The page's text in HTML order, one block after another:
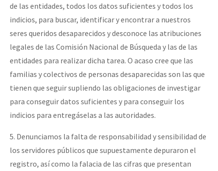
de las entidades, todos los datos suficientes y todos los
indicios, para buscar, identificar y encontrar a nuestros
seres queridos desaparecidos y desconoce las atribuciones
legales de las Comisión Nacional de Búsqueda y las de las
entidades para realizar dicha tarea. O acaso cree que las
familias y colectivos de personas desaparecidas son las que
tienen que seguir supliendo las obligaciones de investigar
para conseguir datos suficientes y para conseguir los
indicios para entregáselas a las autoridades.
5. Denunciamos la falta de responsabilidad y sensibilidad de
los servidores públicos que supuestamente depuraron el
registro, así como la falacia de las cifras que presentan